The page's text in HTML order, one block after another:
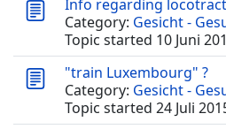
Info regarding
Category: Gesicht -
Topic started 10 Juni
"train Luxembourg" ?
Category: Gesicht -
Topic started 24 Juli